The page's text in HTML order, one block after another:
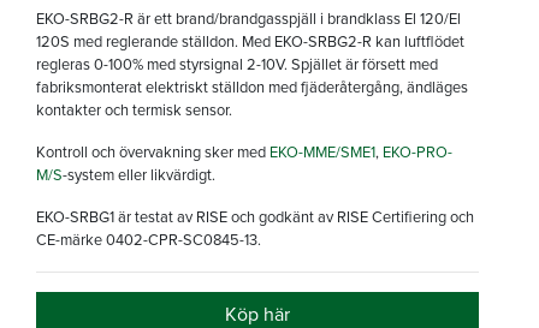
EKO-SRBG2-R är ett brand/brandgasspjäll i brandklass El 120/El
120S med reglerande ställdon. Med EKO-SRBG2-R kan luftflödet
regleras 0-100% med styrsignal 2-10V. Spjället är försett med
fabriksmonterat elektriskt ställdon med fjäderåtergång, ändläges
kontakter och termisk sensor.
Kontroll och övervakning sker med EKO-MME/SME1, EKO-PRO-
M/S-system eller likvärdigt.
EKO-SRBG1 är testat av RISE och godkänt av RISE Certifiering och
CE-märke 0402-CPR-SC0845-13.
Köp här